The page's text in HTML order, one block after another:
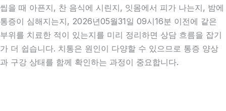
씹을 때 아픈지, 찬 음식에 시린지, 잇몸에서 피가 나는지, 밤에
통증이 심해지는지, 2026년05월31일 09시16분 이전에 같은
부위를 치료한 적이 있는지를 미리 정리하면 상담 흐름을 잡기
가 더 쉽습니다. 치통은 원인이 다양할 수 있으므로 통증 양상
과 구강 상태를 함께 확인하는 과정이 중요합니다.